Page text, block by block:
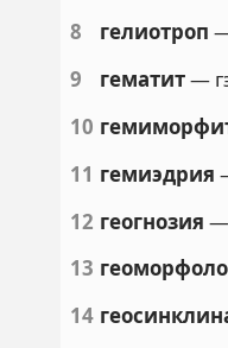
8
гелиотроп
9
гематит—
10
11 гемиэдрия
12 геогнозия —
13
14